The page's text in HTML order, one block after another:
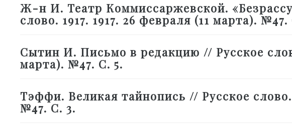
Ж-н И. Театр Коммиссаржевской.
слово. 1917. 1917. 26 февраля (11 марта). №47.
Сытин И. Письмо в редакцию // Русское
марта). №47. С. 5.
Тэффи. Великая тайнопись // Русское слово.
№47. С. 3.